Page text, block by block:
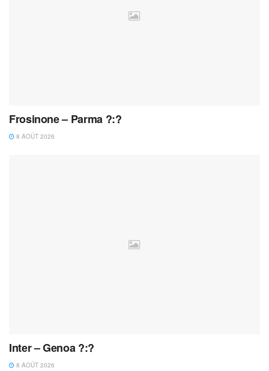
Frosinone – Parma ?:?
8 AOÛT 2026
Inter – Genoa ?:?
8 AOÛT 2026